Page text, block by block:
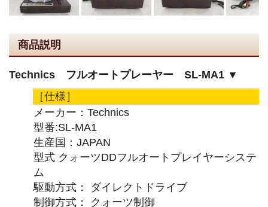
商品説明
Technics フルオートプレーヤー SL-MA1 ▼
［仕様］
メーカー：Technics
型番:SL-MA1
生産国：JAPAN
型式 クォーツDDフルオートプレイヤーシステ
ム
駆動方式： ダイレクトドライブ
制御方式： クォーツ制御